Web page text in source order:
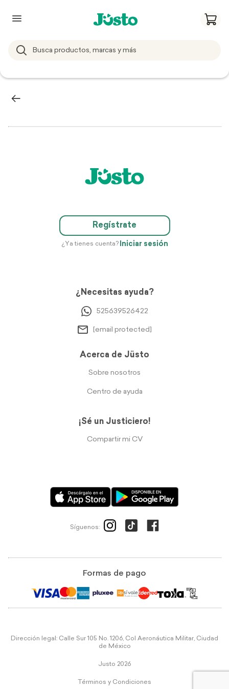
Regístrate
¿Ya tienes cuenta? Iniciar sesión
¿Necesitas ayuda?
525639526422
[email protected]
Acerca de Jüsto
Sobre nosotros
Centro de ayuda
¡Sé un Justiciero!
Compartir mi CV
Síguenos:
Formas de pago
Dirección legal: Calle Sur 105 No. 1206, Col Aeronáutica Militar, Ciudad
de México
Justo 2026
Términos y Condiciones